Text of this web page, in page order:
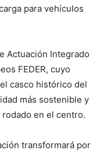
para vehículos
Actuación Integrado
FEDER, cuyo
casco histórico del
más sostenible y
en el centro.
transformará por